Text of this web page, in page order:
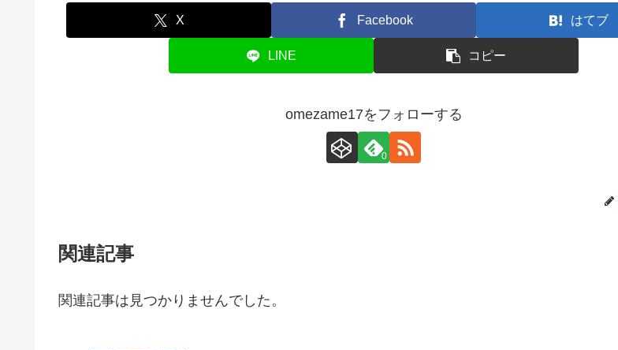
X Facebook はてブ
LINE コピー
omezame17をフォローする
0
関連記事
関連記事は見つかりませんでした。